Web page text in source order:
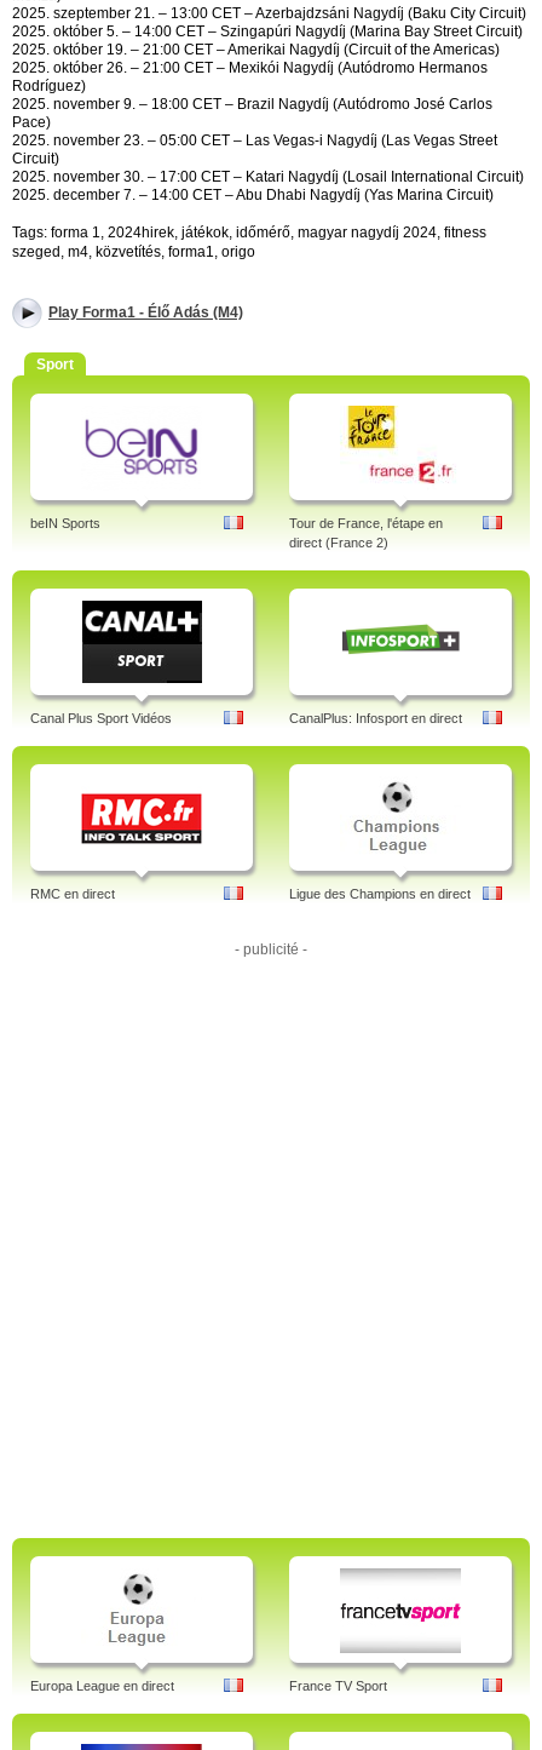
2025. szeptember 21. – 13:00 CET – Azerbajdzsáni Nagydíj (Baku City Circuit)
2025. október 5. – 14:00 CET – Szingapúri Nagydíj (Marina Bay Street Circuit)
2025. október 19. – 21:00 CET – Amerikai Nagydíj (Circuit of the Americas)
2025. október 26. – 21:00 CET – Mexikói Nagydíj (Autódromo Hermanos
Rodríguez)
2025. november 9. – 18:00 CET – Brazil Nagydíj (Autódromo José Carlos
Pace)
2025. november 23. – 05:00 CET – Las Vegas-i Nagydíj (Las Vegas Street
Circuit)
2025. november 30. – 17:00 CET – Katari Nagydíj (Losail International Circuit)
2025. december 7. – 14:00 CET – Abu Dhabi Nagydíj (Yas Marina Circuit)
Tags: forma 1, 2024hirek, játékok, időmérő, magyar nagydíj 2024, fitness
szeged, m4, közvetítés, forma1, origo
Play Forma1 - Élő Adás (M4)
Sport
beIN Sports
Tour de France, l'étape en
direct (France 2)
Canal Plus Sport Vidéos CanalPlus: Infosport en direct
RMC en direct Ligue des Champions en direct
- publicité -
Europa League en direct France TV Sport